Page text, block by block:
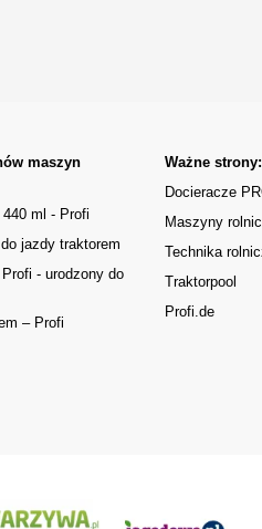
maszyn
ml - Profi
jazdy traktorem
- urodzony do
– Profi
Ważne strony:
Docieracze
Maszyny
Technika
Traktorpool
Profi.de